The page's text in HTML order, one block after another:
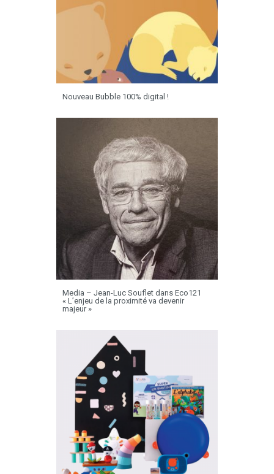
Nouveau Bubble 100% digital !
Media – Jean-Luc Souflet dans Eco121
« L’enjeu de la proximité va devenir
majeur »